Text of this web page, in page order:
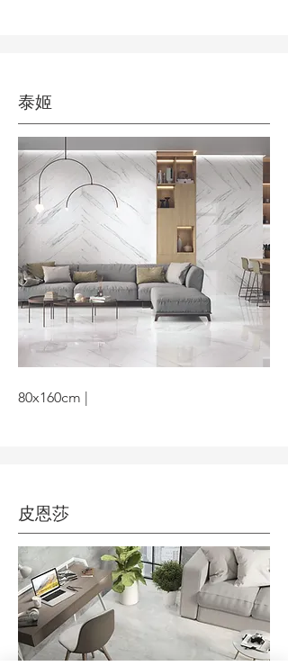
泰姬
80x160cm |
皮恩莎